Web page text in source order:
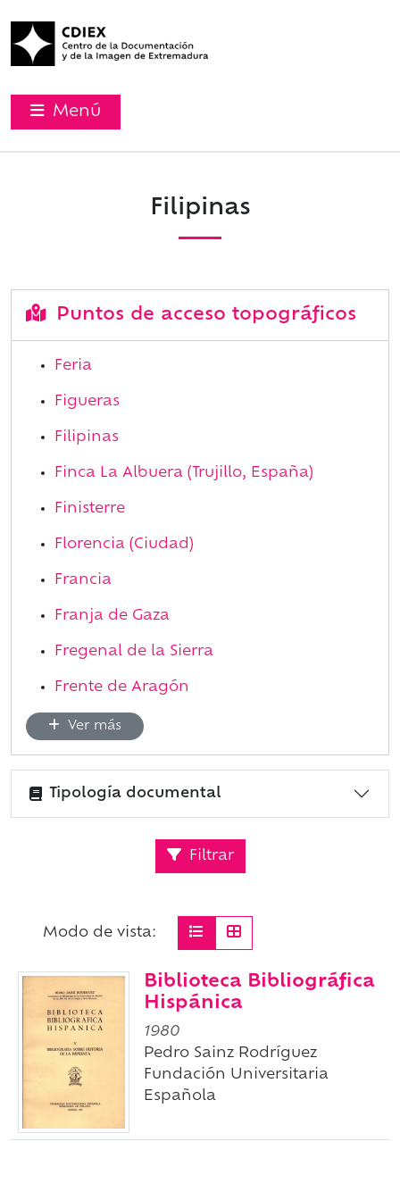
Menú
Filipinas
Puntos de acceso topográficos
Feria
Figueras
Filipinas
Finca La Albuera (Trujillo, España)
Finisterre
Florencia (Ciudad)
Francia
Franja de Gaza
Fregenal de la Sierra
Frente de Aragón
Ver más
Tipología documental
Filtrar
Modo de vista:
Biblioteca Bibliográfica
Hispánica
1980
Pedro Sainz Rodríguez
Fundación Universitaria
Española